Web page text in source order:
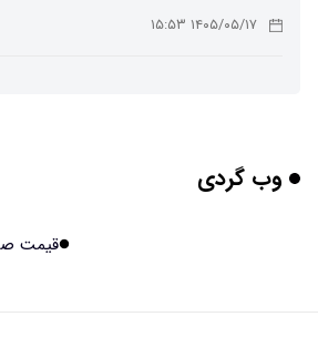
استفاده کردند
۱۴۰۵/۰۵/۱۷ ۱۵:۵۳
مریخ‌نورد ناسا به ماه فرستاده می‌شود
وب گردی
قیمت